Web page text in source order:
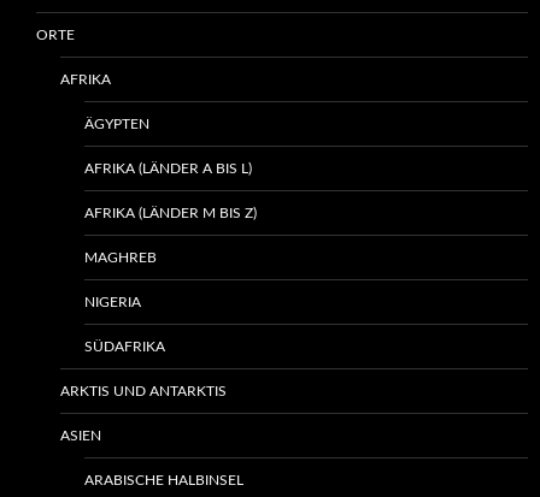
ORTE
AFRIKA
ÄGYPTEN
AFRIKA (LÄNDER A BIS L)
AFRIKA (LÄNDER M BIS Z)
MAGHREB
NIGERIA
SÜDAFRIKA
ARKTIS UND ANTARKTIS
ASIEN
ARABISCHE HALBINSEL